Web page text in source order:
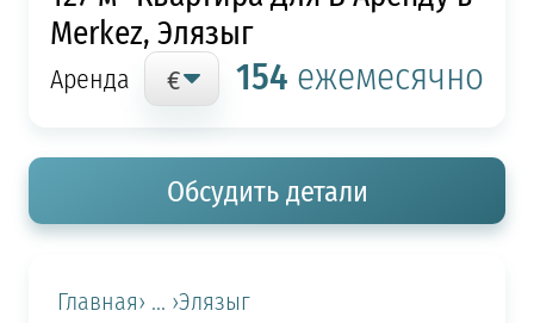
Merkez, Элязыг
Аренда 154 ежемесячно
Обсудить детали
Главная› ... ›Элязыг